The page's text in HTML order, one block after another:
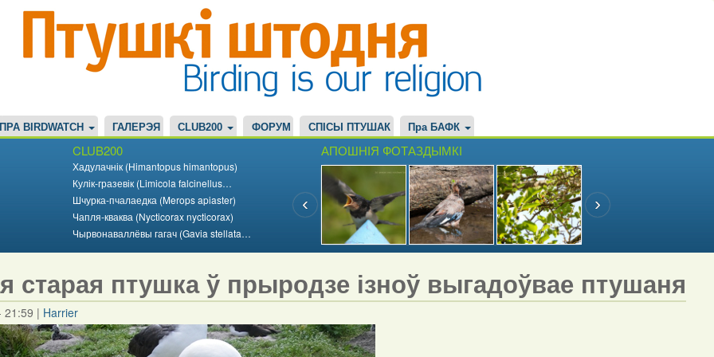
ПРА BIRDWATCH ГАЛЕРЭЯ CLUB200 ФОРУМ СПІСЫ ПТУШАК Пра БАФК
CLUB200
Хадулачнік (Himantopus himantopus)
Кулік-гразевік (Limicola falcinellus…
Шчурка-пчалаедка (Merops apiaster)
Чапля-кваква (Nycticorax nycticorax)
Чырвонаваллёвы гагач (Gavia stellata…
АПОШНІЯ ФОТАЗДЫМКІ
старая птушка ў прыродзе ізноў выгадоўвае птушаня
21:59 | Harrier